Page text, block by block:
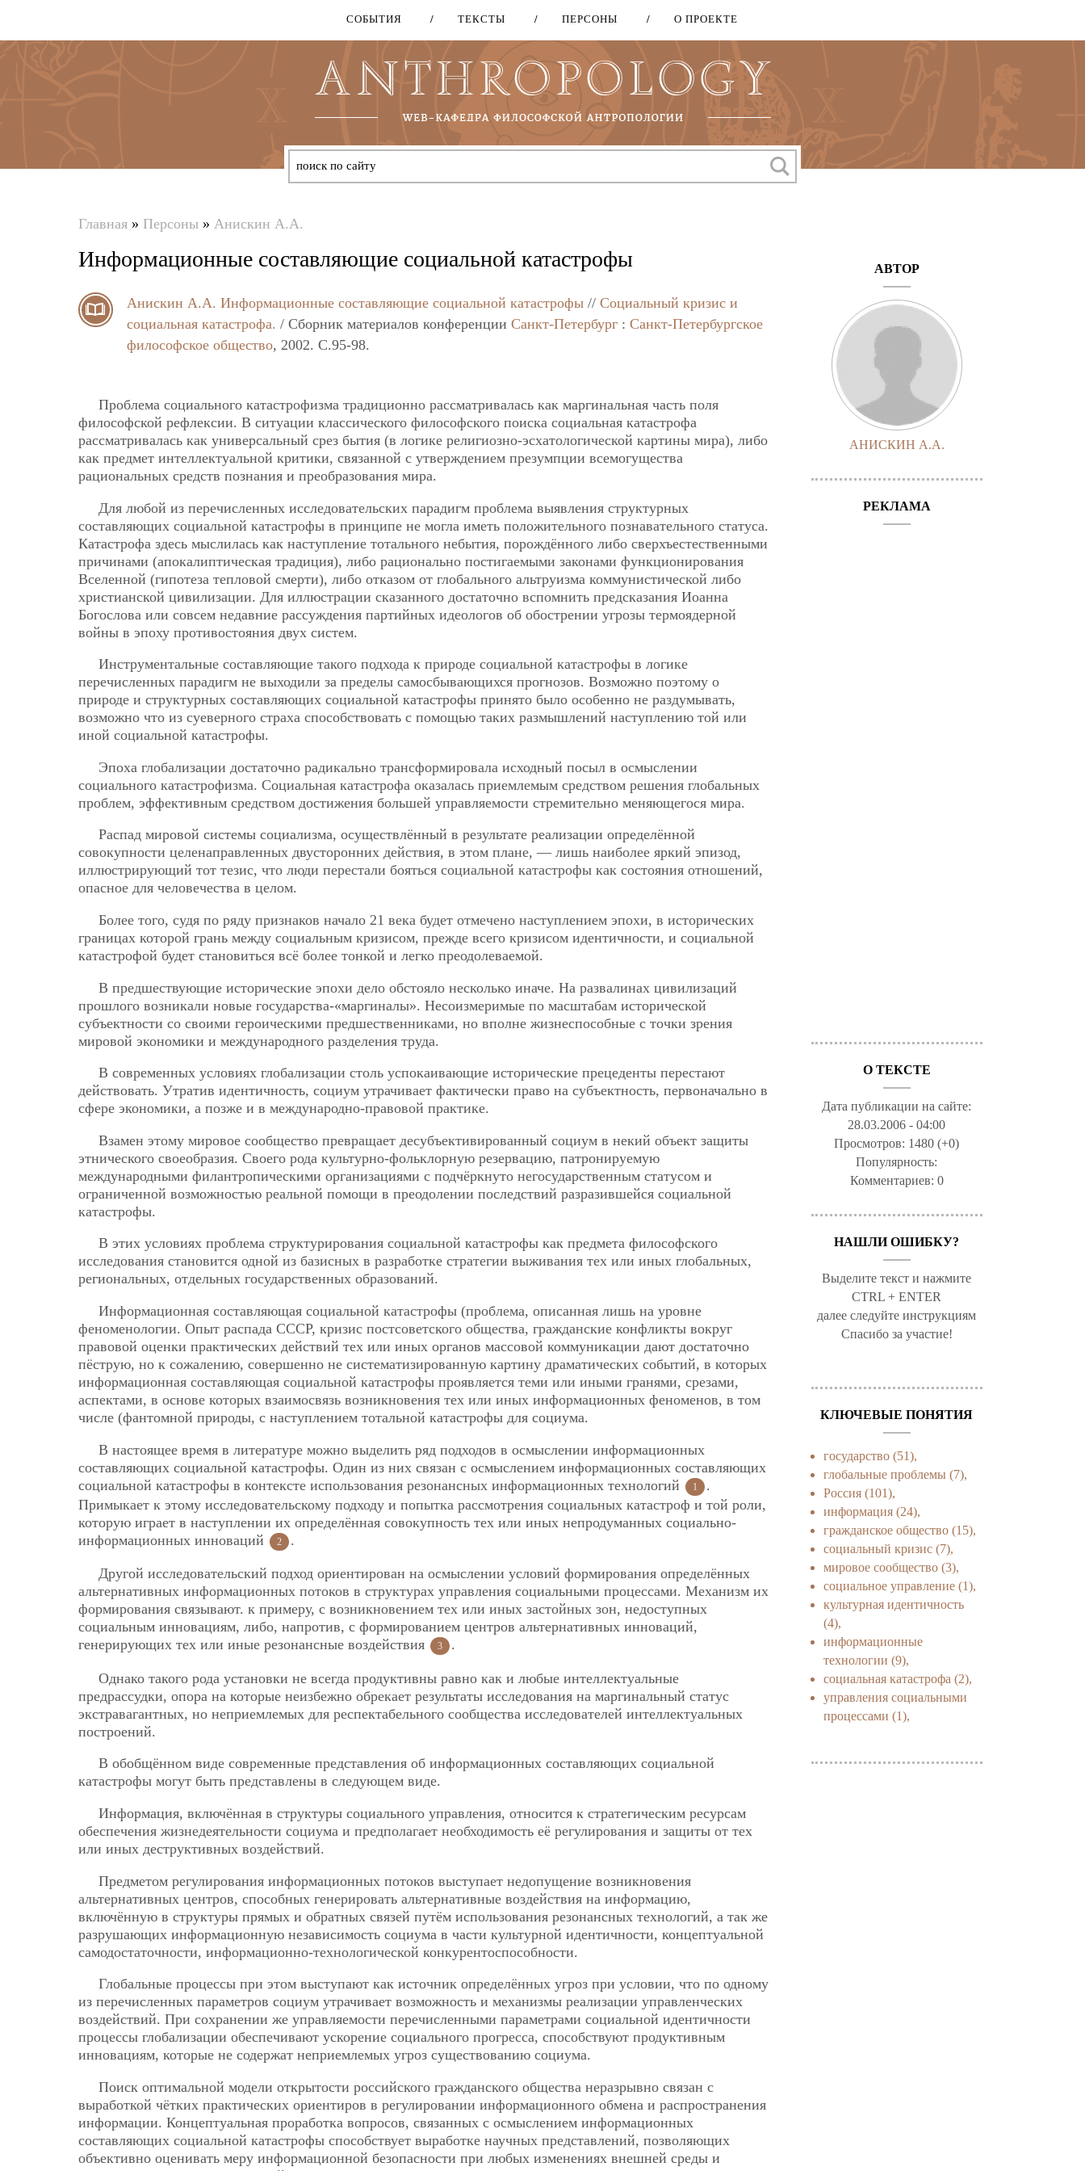
Перейти
основному
содержанию
СОБЫТИЯ ТЕКСТЫ ПЕРСОНЫ О ПРОЕКТЕ
здесь
Главная » Персоны » Анискин А.А.
Информационные составляющие социальной катастрофы
Анискин А.А. Информационные составляющие социальной катастрофы // Социальный кризис и
социальная катастрофа. / Сборник материалов конференции Санкт-Петербург : Санкт-Петербургское
философское общество, 2002. C.95-98.
Проблема социального катастрофизма традиционно рассматривалась как маргинальная часть поля
философской рефлексии. В ситуации классического философского поиска социальная катастрофа
рассматривалась как универсальный срез бытия (в логике религиозно-эсхатологической картины мира), либо
как предмет интеллектуальной критики, связанной с утверждением презумпции всемогущества
рациональных средств познания и преобразования мира.
Для любой из перечисленных исследовательских парадигм проблема выявления структурных
составляющих социальной катастрофы в принципе не могла иметь положительного познавательного статуса.
Катастрофа здесь мыслилась как наступление тотального небытия, порождённого либо сверхъестественными
причинами (апокалиптическая традиция), либо рационально постигаемыми законами функционирования
Вселенной (гипотеза тепловой смерти), либо отказом от глобального альтруизма коммунистической либо
христианской цивилизации. Для иллюстрации сказанного достаточно вспомнить предсказания Иоанна
Богослова или совсем недавние рассуждения партийных идеологов об обострении угрозы термоядерной
войны в эпоху противостояния двух систем.
Инструментальные составляющие такого подхода к природе социальной катастрофы в логике
перечисленных парадигм не выходили за пределы самосбывающихся прогнозов. Возможно поэтому о
природе и структурных составляющих социальной катастрофы принято было особенно не раздумывать,
возможно что из суеверного страха способствовать с помощью таких размышлений наступлению той или
иной социальной катастрофы.
Эпоха глобализации достаточно радикально трансформировала исходный посыл в осмыслении
социального катастрофизма. Социальная катастрофа оказалась приемлемым средством решения глобальных
проблем, эффективным средством достижения большей управляемости стремительно меняющегося мира.
Распад мировой системы социализма, осуществлённый в результате реализации определённой
совокупности целенаправленных двусторонних действия, в этом плане, — лишь наиболее яркий эпизод,
иллюстрирующий тот тезис, что люди перестали бояться социальной катастрофы как состояния отношений,
опасное для человечества в целом.
Более того, судя по ряду признаков начало 21 века будет отмечено наступлением эпохи, в исторических
границах которой грань между социальным кризисом, прежде всего кризисом идентичности, и социальной
катастрофой будет становиться всё более тонкой и легко преодолеваемой.
В предшествующие исторические эпохи дело обстояло несколько иначе. На развалинах цивилизаций
прошлого возникали новые государства-«маргиналы». Несоизмеримые по масштабам исторической
субъектности со своими героическими предшественниками, но вполне жизнеспособные с точки зрения
мировой экономики и международного разделения труда.
В современных условиях глобализации столь успокаивающие исторические прецеденты перестают
действовать. Утратив идентичность, социум утрачивает фактически право на субъектность, первоначально в
сфере экономики, а позже и в международно-правовой практике.
Взамен этому мировое сообщество превращает десубъективированный социум в некий объект защиты
этнического своеобразия. Своего рода культурно-фольклорную резервацию, патронируемую
международными филантропическими организациями с подчёркнуто негосударственным статусом и
ограниченной возможностью реальной помощи в преодолении последствий разразившейся социальной
катастрофы.
В этих условиях проблема структурирования социальной катастрофы как предмета философского
исследования становится одной из базисных в разработке стратегии выживания тех или иных глобальных,
региональных, отдельных государственных образований.
Информационная составляющая социальной катастрофы (проблема, описанная лишь на уровне
феноменологии. Опыт распада СССР, кризис постсоветского общества, гражданские конфликты вокруг
правовой оценки практических действий тех или иных органов массовой коммуникации дают достаточно
пёструю, но к сожалению, совершенно не систематизированную картину драматических событий, в которых
информационная составляющая социальной катастрофы проявляется теми или иными гранями, срезами,
аспектами, в основе которых взаимосвязь возникновения тех или иных информационных феноменов, в том
числе (фантомной природы, с наступлением тотальной катастрофы для социума.
В настоящее время в литературе можно выделить ряд подходов в осмыслении информационных
составляющих социальной катастрофы. Один из них связан с осмыслением информационных составляющих
социальной катастрофы в контексте использования резонансных информационных технологий
1
.
Примыкает к этому исследовательскому подходу и попытка рассмотрения социальных катастроф и той роли,
которую играет в наступлении их определённая совокупность тех или иных непродуманных социально-
информационных инноваций
2 .
Другой исследовательский подход ориентирован на осмыслении условий формирования определённых
альтернативных информационных потоков в структурах управления социальными процессами. Механизм их
формирования связывают. к примеру, с возникновением тех или иных застойных зон, недоступных
социальным инновациям, либо, напротив, с формированием центров альтернативных инноваций,
генерирующих тех или иные резонансные воздействия
3 .
Однако такого рода установки не всегда продуктивны равно как и любые интеллектуальные
предрассудки, опора на которые неизбежно обрекает результаты исследования на маргинальный статус
экстравагантных, но неприемлемых для респектабельного сообщества исследователей интеллектуальных
построений.
В обобщённом виде современные представления об информационных составляющих социальной
катастрофы могут быть представлены в следующем виде.
Информация, включённая в структуры социального управления, относится к стратегическим ресурсам
обеспечения жизнедеятельности социума и предполагает необходимость её регулирования и защиты от тех
или иных деструктивных воздействий.
Предметом регулирования информационных потоков выступает недопущение возникновения
альтернативных центров, способных генерировать альтернативные воздействия на информацию,
включённую в структуры прямых и обратных связей путём использования резонансных технологий, а так же
разрушающих информационную независимость социума в части культурной идентичности, концептуальной
самодостаточности, информационно-технологической конкурентоспособности.
Глобальные процессы при этом выступают как источник определённых угроз при условии, что по одному
из перечисленных параметров социум утрачивает возможность и механизмы реализации управленческих
воздействий. При сохранении же управляемости перечисленными параметрами социальной идентичности
процессы глобализации обеспечивают ускорение социального прогресса, способствуют продуктивным
инновациям, которые не содержат неприемлемых угроз существованию социума.
Поиск оптимальной модели открытости российского гражданского общества неразрывно связан с
выработкой чётких практических ориентиров в регулировании информационного обмена и распространения
информации. Концептуальная проработка вопросов, связанных с осмыслением информационных
составляющих социальной катастрофы способствует выработке научных представлений, позволяющих
объективно оценивать меру информационной безопасности при любых изменениях внешней среды и
АВТОР
АНИСКИН А.А.
РЕКЛАМА
О ТЕКСТЕ
Дата публикации на сайте:
28.03.2006 - 04:00
Просмотров: 1480 (+0)
Популярность:
Комментариев: 0
НАШЛИ ОШИБКУ?
Выделите текст и нажмите
CTRL + ENTER
далее следуйте инструкциям
Спасибо за участие!
КЛЮЧЕВЫЕ ПОНЯТИЯ
государство (51),
глобальные проблемы (7),
Россия (101),
информация (24),
гражданское общество (15),
социальный кризис (7),
мировое сообщество (3),
социальное управление (1),
культурная идентичность
(4),
информационные
технологии (9),
социальная катастрофа (2),
управления социальными
процессами (1),